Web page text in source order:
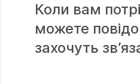
Коли вам
можете
захочуть